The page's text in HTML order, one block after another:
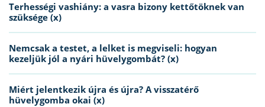
Terhességi vashiány: a vasra bizony kettőtöknek van
szüksége (x)
Nemcsak a testet, a lelket is megviseli: hogyan
kezeljük jól a nyári hüvelygombát? (x)
Miért jelentkezik újra és újra? A visszatérő
hüvelygomba okai (x)